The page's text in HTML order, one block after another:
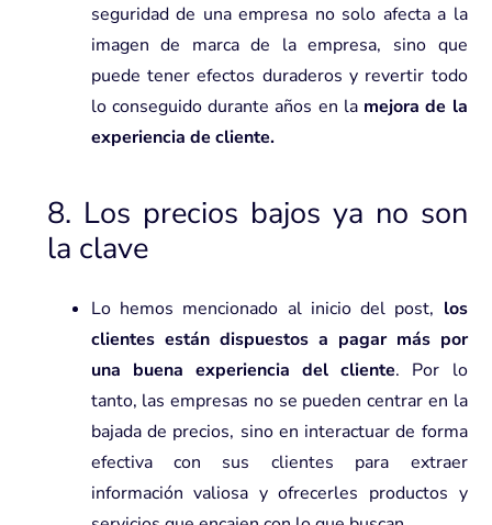
seguridad de una empresa no solo afecta a la
imagen de marca de la empresa, sino que
puede tener efectos duraderos y revertir todo
lo conseguido durante años en la mejora de la
experiencia de cliente.
8. Los precios bajos ya no son
la clave
Lo hemos mencionado al inicio del post, los
clientes están dispuestos a pagar más por
una buena experiencia del cliente. Por lo
tanto, las empresas no se pueden centrar en la
bajada de precios, sino en interactuar de forma
efectiva con sus clientes para extraer
información valiosa y ofrecerles productos y